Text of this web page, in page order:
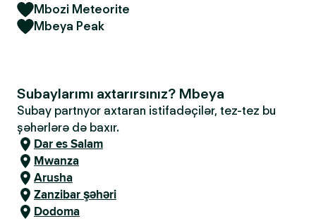
Mbozi Meteorite
Mbeya Peak
Subaylarımı axtarırsınız? Mbeya
Subay partnyor axtaran istifadəçilər, tez-tez bu
şəhərlərə də baxır.
Dar es Salam
Mwanza
Arusha
Zanzibar şəhəri
Dodoma